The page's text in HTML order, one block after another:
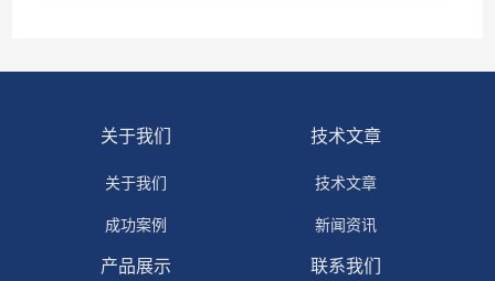
关于我们
关于我们
成功案例
技术文章
技术文章
新闻资讯
产品展示 联系我们